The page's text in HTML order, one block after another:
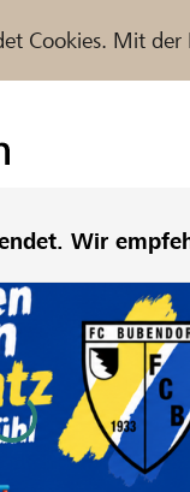
Cookies. Mit
& Support
finden
Wir